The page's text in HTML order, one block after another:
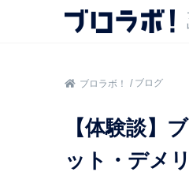
ブロラボ！ ブログ
【体験談】
ット・デメ